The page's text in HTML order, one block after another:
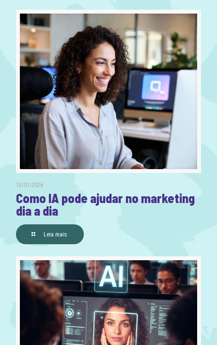
15/01/2026
Como IA pode ajudar no marketing
dia a dia
Leia mais